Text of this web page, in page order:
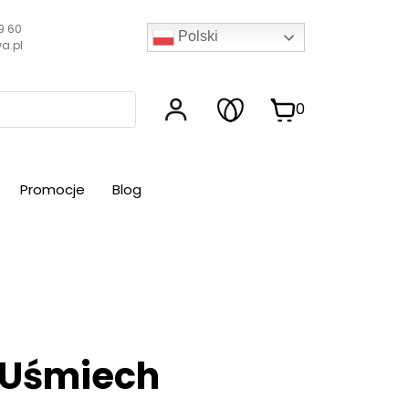
60
Polski
0
Promocje Blog